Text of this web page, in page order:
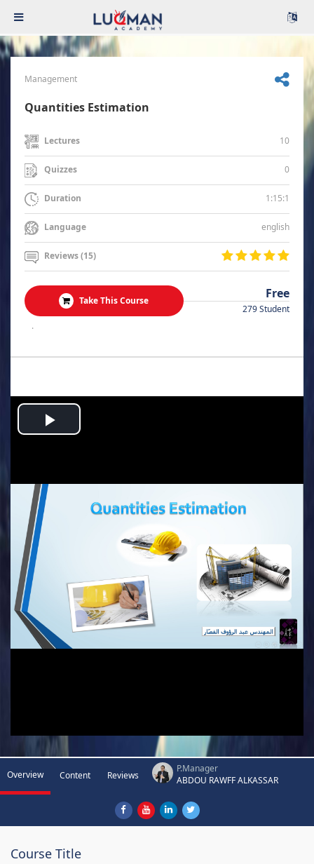
Management
Quantities Estimation
Lectures 10
Quizzes 0
Duration 1:15:1
Language english
Reviews (15)
Take This Course Free
279 Student
.
Play
Overview Content Reviews
P.Manager
ABDOU RAWFF ALKASSAR
Course Title